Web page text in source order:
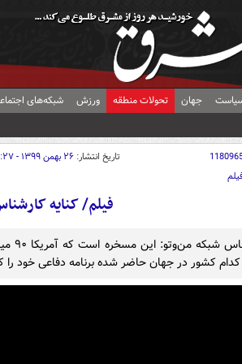
جهان تحولات منطقه ورزش شبکه‌های
تاریخ انتشار: ۲۶ بهمن ۱۳۹۹ - ۱۳:۲۷
فیلم/ کنایه
کشور در جهان حاضر شده برنامه دفاعی خود را